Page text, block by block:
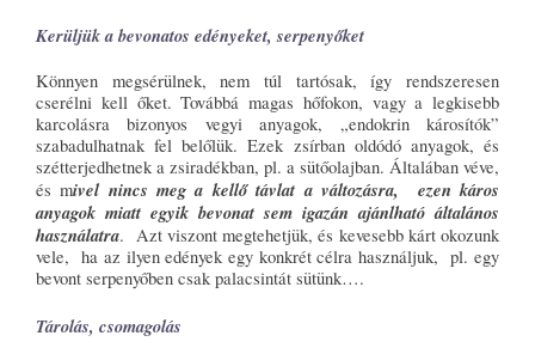
Kerüljük a bevonatos edényeket, serpenyőket
Könnyen megsérülnek, nem túl tartósak, így rendszeresen
cserélni kell őket. Továbbá magas hőfokon, vagy a legkisebb
karcolásra bizonyos vegyi anyagok, „endokrin károsítók”
szabadulhatnak fel belőlük. Ezek zsírban oldódó anyagok, és
szétterjedhetnek a zsiradékban, pl. a sütőolajban. Általában véve,
és mivel nincs meg a kellő távlat a változásra, ezen káros
anyagok miatt egyik bevonat sem igazán ajánlható általános
használatra. Azt viszont megtehetjük, és kevesebb kárt okozunk
vele, ha az ilyen edények egy konkrét célra használjuk, pl. egy
bevont serpenyőben csak palacsintát sütünk….
Tárolás, csomagolás